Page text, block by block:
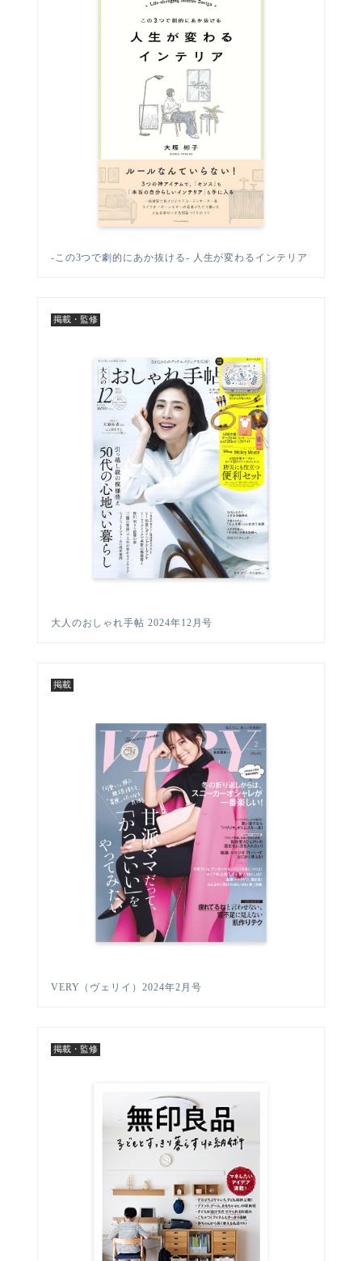
-この3つで劇的にあか抜ける- 人生が変わるインテリア
掲載・監修
大人のおしゃれ手帖 2024年12月号
掲載
VERY（ヴェリイ）2024年2月号
掲載・監修